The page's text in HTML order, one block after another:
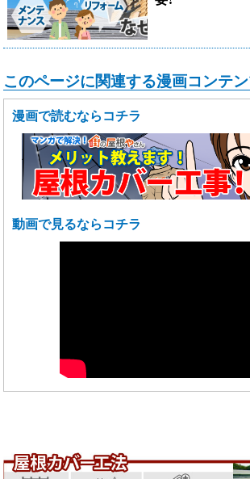
このページに関連する漫画コンテ
漫画で読むならコチラ
動画で見るならコチラ